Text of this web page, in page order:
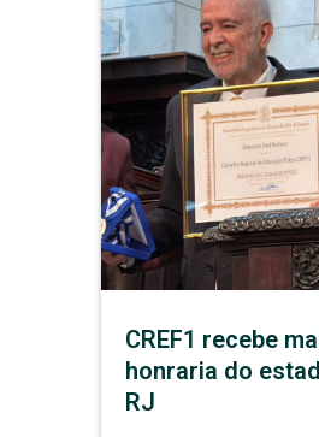
CREF1 recebe
honraria do
RJ